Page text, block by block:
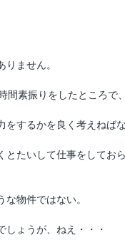
ません。
素振りをしたところで
するかを良く考えねばな
たいして仕事をしてお
物件ではない。
ょうが、ねえ・・・